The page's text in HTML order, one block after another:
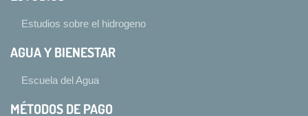
Estudios sobre el hidrogeno
AGUA Y BIENESTAR
Escuela del Agua
MÉTODOS DE PAGO